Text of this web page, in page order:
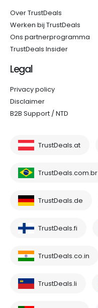
Over TrustDeals
Werken bij TrustDeals
Ons partnerprogramma
TrustDeals Insider
Legal
Privacy policy
Disclaimer
B2B Support / NTD
TrustDeals.at
TrustDeals.com.br
TrustDeals.de
TrustDeals.fi
TrustDeals.co.in
TrustDeals.li